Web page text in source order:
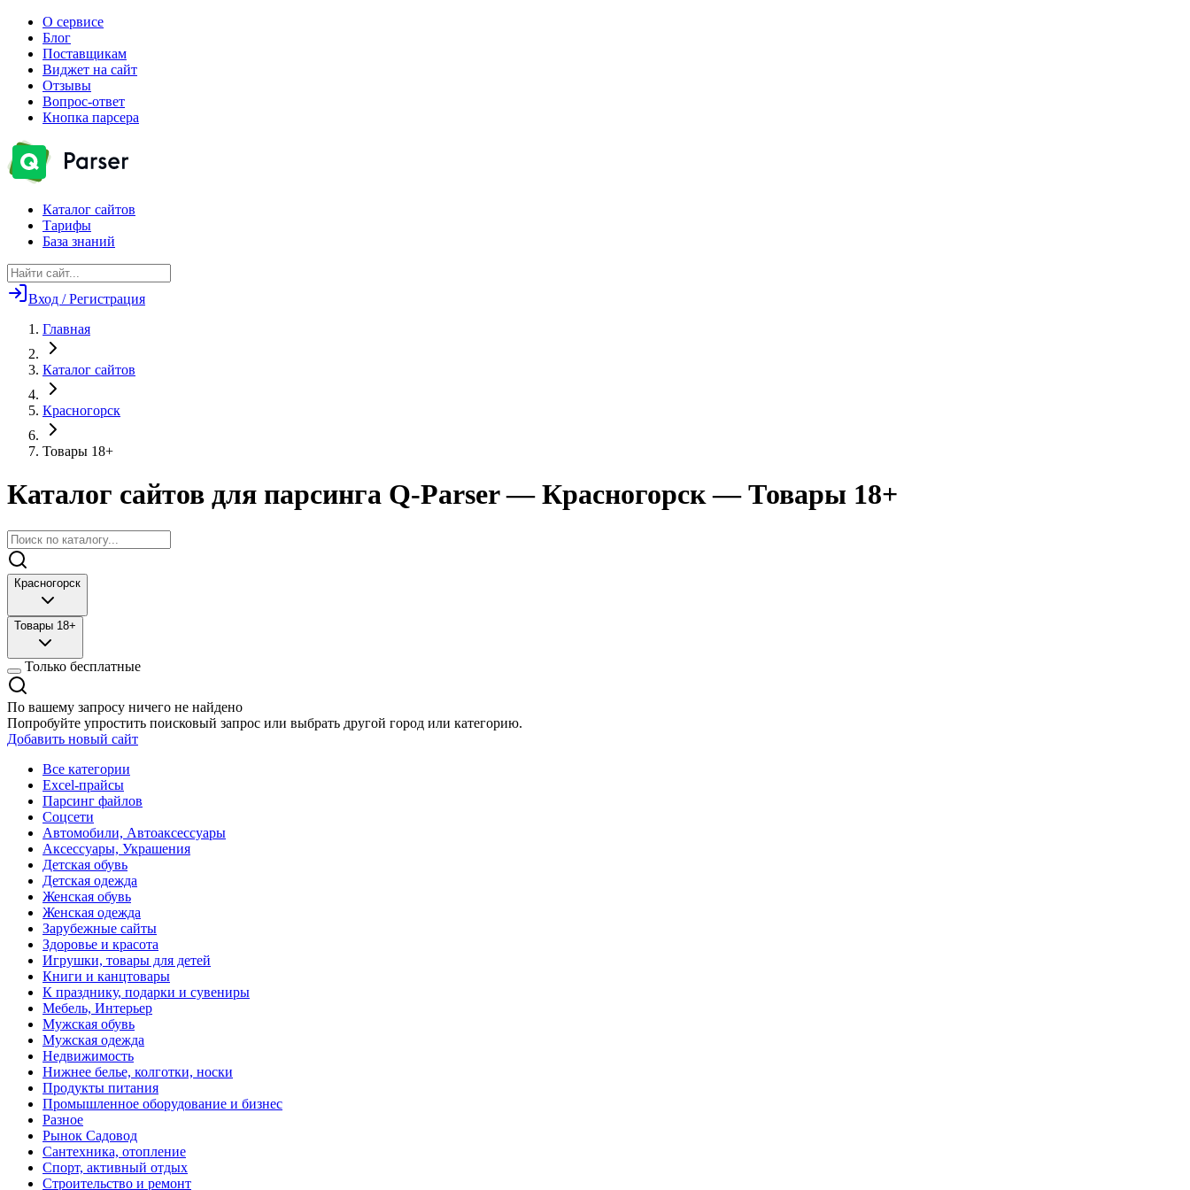
О сервисе
Блог
Поставщикам
Виджет на сайт
Отзывы
Вопрос-ответ
Кнопка парсера
Каталог сайтов
Тарифы
База знаний
Вход / Регистрация
Главная
Каталог сайтов
Красногорск
Товары 18+
Каталог сайтов для парсинга Q-Parser— Красногорск — Товары 18+
Красногорск
Товары 18+
Только бесплатные
По вашему запросу ничего не найдено
Попробуйте упростить поисковый запрос или выбрать другой город или категорию.
Добавить новый сайт
Все категории
Excel-прайсы
Парсинг файлов
Соцсети
Автомобили, Автоаксессуары
Аксессуары, Украшения
Детская обувь
Детская одежда
Женская обувь
Женская одежда
Зарубежные сайты
Здоровье и красота
Игрушки, товары для детей
Книги и канцтовары
К празднику, подарки и сувениры
Мебель, Интерьер
Мужская обувь
Мужская одежда
Недвижимость
Нижнее белье, колготки, носки
Продукты питания
Промышленное оборудование и бизнес
Разное
Рынок Садовод
Сантехника, отопление
Спорт, активный отдых
Строительство и ремонт